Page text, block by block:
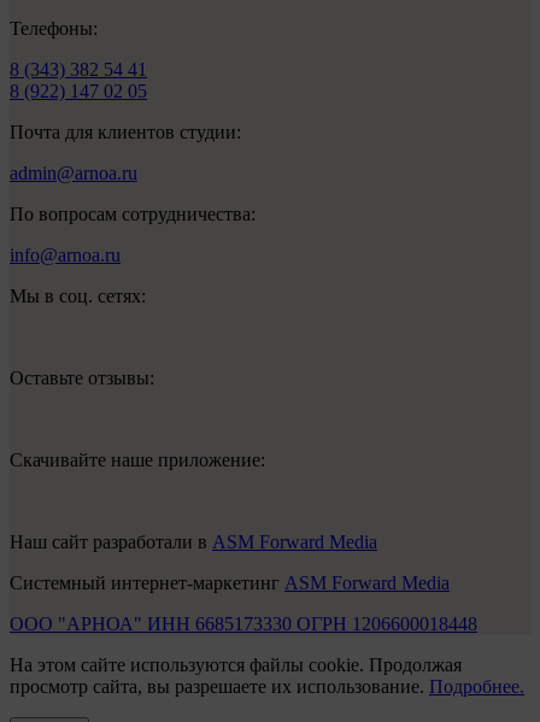
Телефоны:
8 (343) 382 54 41
8 (922) 147 02 05
Почта для клиентов студии:
admin@arnoa.ru
По вопросам сотрудничества:
info@arnoa.ru
Мы в соц. сетях:
Оставьте отзывы:
Скачивайте наше приложение:
Наш сайт разработали в ASM Forward Media
Системный интернет-маркетинг ASM Forward Media
ООО "АРНОА" ИНН 6685173330 ОГРН 1206600018448
На этом сайте используются файлы cookie. Продолжая
просмотр сайта, вы разрешаете их использование. Подробнее.